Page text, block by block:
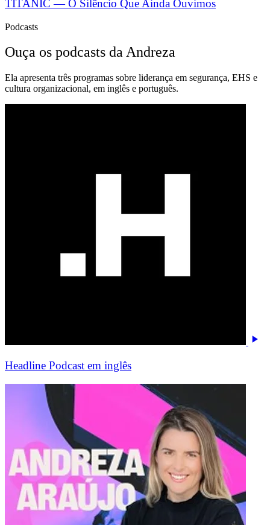
TITANIC — O Silêncio Que Ainda Ouvimos
Podcasts
Ouça os podcasts da Andreza
Ela apresenta três programas sobre liderança em segurança, EHS e
cultura organizacional, em inglês e português.
Headline Podcast em inglês